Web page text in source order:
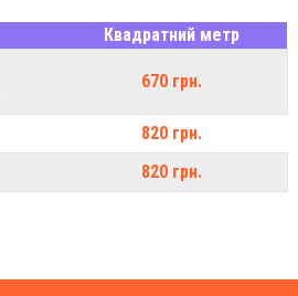
Квадратний метр
670 грн.
820 грн.
820 грн.